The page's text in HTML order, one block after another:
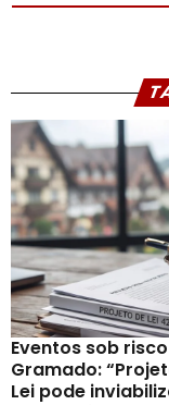
Eventos sob
Gramado:
Lei pode